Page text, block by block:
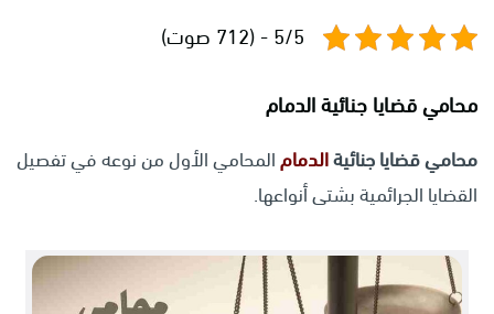
5/5 - (712 صوت)
محامي قضايا جنائية الدمام
محامي قضايا جنائيةالدمامالمحامي الأول من نوعه في تفصيل
القضايا الجرائمية بشتى أنواعها.